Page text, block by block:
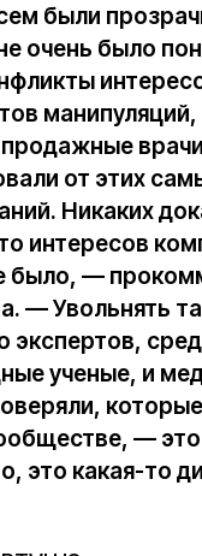
были
очень было
от этих
Никаких
интересов
было, —
— Увольнять
экспертов,
ученые, и
— это
это какая-то